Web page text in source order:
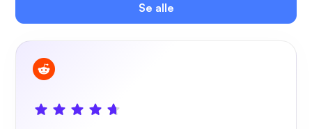
Se alle